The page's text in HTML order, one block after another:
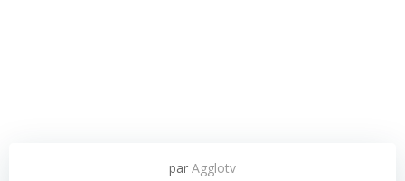
par Agglotv